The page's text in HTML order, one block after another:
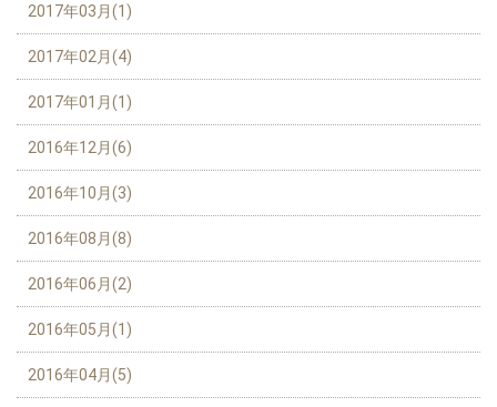
2017年03月(1)
2017年02月(4)
2017年01月(1)
2016年12月(6)
2016年10月(3)
2016年08月(8)
2016年06月(2)
2016年05月(1)
2016年04月(5)